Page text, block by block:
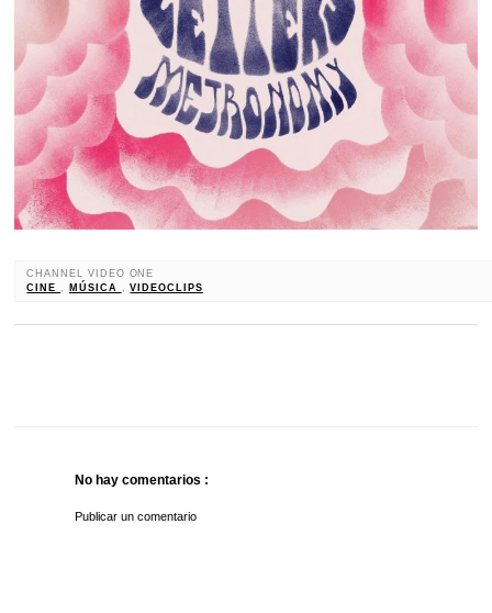
CHANNEL VIDEO ONE
CINE, MÚSICA ,VIDEOCLIPS
No hay comentarios :
Publicar un comentario